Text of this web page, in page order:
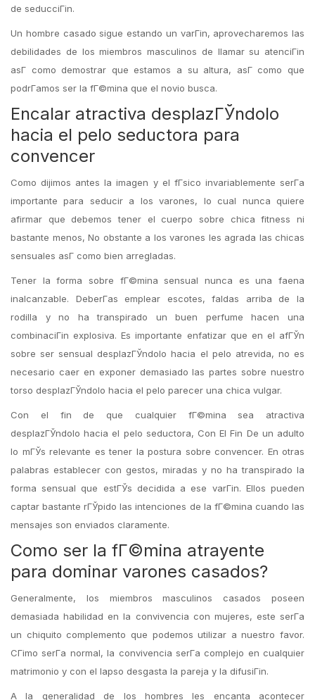
de seducciГіn.
Un hombre casado sigue estando un varГіn, aprovecharemos las
debilidades de los miembros masculinos de llamar su atenciГіn
asГ­ como demostrar que estamos a su altura, asГ­ como que
podrГ­amos ser la fГ©mina que el novio busca.
Encalar atractiva desplazГЎndolo
hacia el pelo seductora para
convencer
Como dijimos antes la imagen y el fГ­sico invariablemente serГ­a
importante para seducir a los varones, lo cual nunca quiere
afirmar que debemos tener el cuerpo sobre chica fitness ni
bastante menos, No obstante a los varones les agrada las chicas
sensuales asГ­ como bien arregladas.
Tener la forma sobre fГ©mina sensual nunca es una faena
inalcanzable. DeberГ­as emplear escotes, faldas arriba de la
rodilla y no ha transpirado un buen perfume hacen una
combinaciГіn explosiva. Es importante enfatizar que en el afГЎn
sobre ser sensual desplazГЎndolo hacia el pelo atrevida, no es
necesario caer en exponer demasiado las partes sobre nuestro
torso desplazГЎndolo hacia el pelo parecer una chica vulgar.
Con el fin de que cualquier fГ©mina sea atractiva
desplazГЎndolo hacia el pelo seductora, Con El Fin De un adulto
lo mГЎs relevante es tener la postura sobre convencer. En otras
palabras establecer con gestos, miradas y no ha transpirado la
forma sensual que estГЎs decidida a ese varГіn. Ellos pueden
captar bastante rГЎpido las intenciones de la fГ©mina cuando las
mensajes son enviados claramente.
Como ser la fГ©mina atrayente
para dominar varones casados?
Generalmente, los miembros masculinos casados poseen
demasiada habilidad en la convivencia con mujeres, este serГ­a
un chiquito complemento que podemos utilizar a nuestro favor.
CГіmo serГ­a normal, la convivencia serГ­a complejo en cualquier
matrimonio y con el lapso desgasta la pareja y la difusiГіn.
A la generalidad de los hombres les encanta acontecer